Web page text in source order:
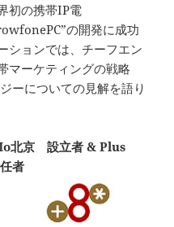
初の携帯IP電
の開発に成功
ションでは、チーフエン
マーケティングの戦略
ーについての見解を語り
北京 設立者 & Plus
者